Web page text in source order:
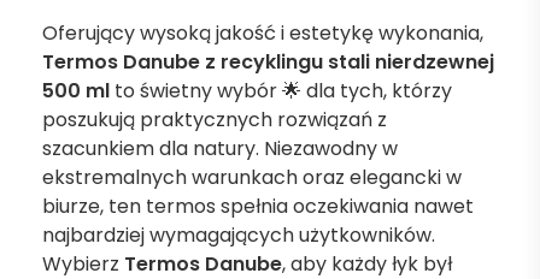
Oferujący wysoką jakość i estetykę wykonania,
Termos Danube z recyklingu stali nierdzewnej
500 ml to świetny wybór 🌟 dla tych, którzy
poszukują praktycznych rozwiązań z
szacunkiem dla natury. Niezawodny w
ekstremalnych warunkach oraz elegancki w
biurze, ten termos spełnia oczekiwania nawet
najbardziej wymagających użytkowników.
Wybierz Termos Danube, aby każdy łyk był